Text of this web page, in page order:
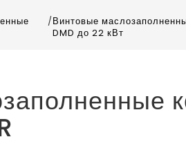
/Винтовые
DMD до 22 кВт